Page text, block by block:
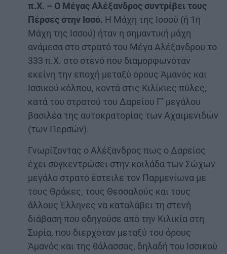
π.Χ. – Ο Μέγας Αλέξανδρος συντρίβει τους
Πέρσες στην Ισσό. Η Μάχη της Ισσού (ή 1η
Μάχη της Ισσού) ήταν η σημαντική μάχη
ανάμεσα στο στρατό του Μέγα Αλέξανδρου το
333 π.Χ. στο στενό που διαμορφωνόταν
εκείνη την εποχή μεταξύ όρους Ἁμανός και
Ισσικού κόλπου, κοντά στις Κιλίκιες πύλες,
κατά του στρατού του Δαρείου Γ’ μεγάλου
βασιλέα της αυτοκρατορίας των Αχαιμενιδών
(των Περσών).
Γνωρίζοντας ο Αλέξανδρος πως ο Δαρείος
έχει συγκεντρώσει στην κοιλάδα των Σώχων
μεγάλο στρατό έστειλε τον Παρμενίωνα με
τους Θράκες, τους Θεσσαλούς και τους
άλλους Έλληνες να καταλάβει τη στενή
διάβαση που οδηγούσε από την Κιλικία στη
Συρία, που διερχόταν μεταξύ του όρους
Ἁμανός και της θάλασσας, δηλαδή του Ισσικού